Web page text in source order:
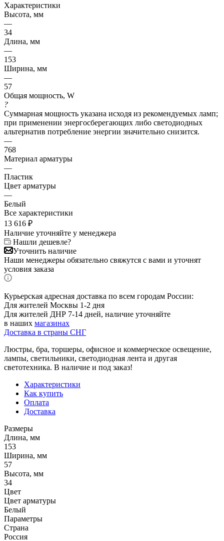
Характеристики
Высота, мм
—
34
Длина, мм
—
153
Ширина, мм
—
57
Общая мощность, W
?
Суммарная мощность указана исходя из рекомендуемых ламп;
при применении энергосберегающих либо светодиодных
альтернатив потребление энергии значительно снизится.
—
768
Материал арматуры
—
Пластик
Цвет арматуры
—
Белый
Все характеристики
13 616 ₽
Наличие уточняйте у менеджера
Нашли дешевле?
Уточнить наличие
Наши менеджеры обязательно свяжутся с вами и уточнят
условия заказа
Курьерская адресная доставка по всем городам России:
Для жителей Москвы 1-2 дня
Для жителей ДНР 7-14 дней, наличие уточняйте
в наших магазинах
Доставка в страны СНГ
Люстры, бра, торшеры, офисное и коммерческое освещение,
лампы, светильники, светодиодная лента и другая
светотехника. В наличие и под заказ!
Характеристики
Как купить
Оплата
Доставка
Размеры
Длина, мм
153
Ширина, мм
57
Высота, мм
34
Цвет
Цвет арматуры
Белый
Параметры
Страна
Россия